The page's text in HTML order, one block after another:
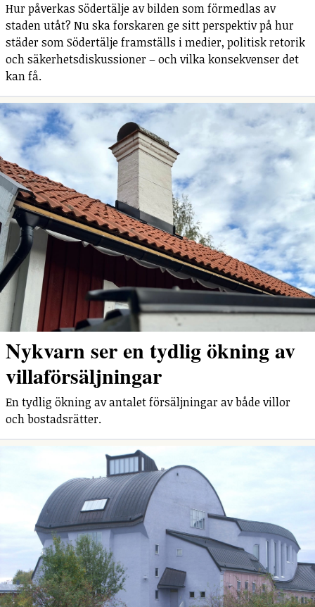
Hur påverkas Södertälje av bilden som förmedlas av
staden utåt? Nu ska forskaren ge sitt perspektiv på hur
städer som Södertälje framställs i medier, politisk retorik
och säkerhetsdiskussioner – och vilka konsekvenser det
kan få.
Nykvarn ser en tydlig ökning av
villaförsäljningar
En tydlig ökning av antalet försäljningar av både villor
och bostadsrätter.